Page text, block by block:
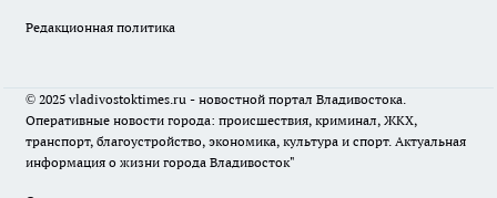
Редакционная политика
© 2025 vladivostoktimes.ru - новостной портал Владивостока.
Оперативные новости города: происшествия, криминал, ЖКХ,
транспорт, благоустройство, экономика, культура и спорт. Актуальная
информация о жизни города Владивосток"